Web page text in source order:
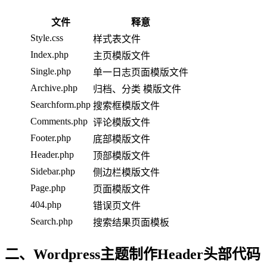
文件
释意
Style.css
样式表文件
Index.php
主页模版文件
Single.php
单一日志页面模版文件
Archive.php
归档、分类 模版文件
Searchform.php 搜索框模版文件
Comments.php 评论模版文件
Footer.php
底部模版文件
Header.php
顶部模版文件
Sidebar.php
侧边栏模版文件
Page.php
页面模版文件
404.php
错误页文件
Search.php
搜索结果页面模板
二、Wordpress主题制作Header头部代码